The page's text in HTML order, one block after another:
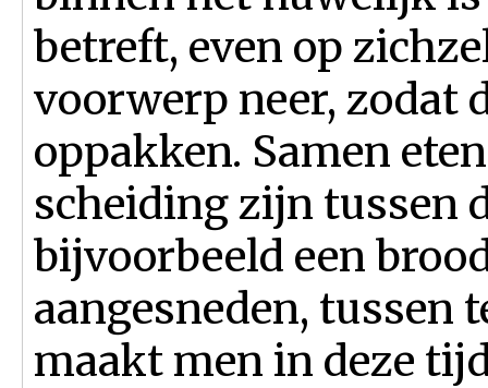
betreft, even op
voorwerp neer, zodat
oppakken. Samen
scheiding zijn tussen
bijvoorbeeld een
aangesneden, tussen
maakt men in deze